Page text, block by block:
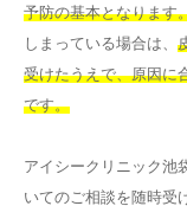
予防の基本となります
しまっている場合は、
受けたうえで、原因に
です。
アイシークリニック池
いてのご相談を随時受